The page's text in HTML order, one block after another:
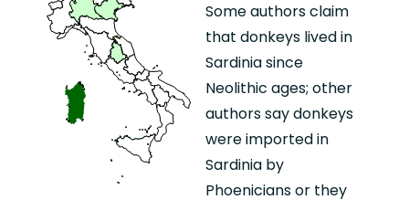
Some authors claim
that donkeys lived in
Sardinia since
Neolithic ages; other
authors say donkeys
were imported in
Sardinia by
Phoenicians or they